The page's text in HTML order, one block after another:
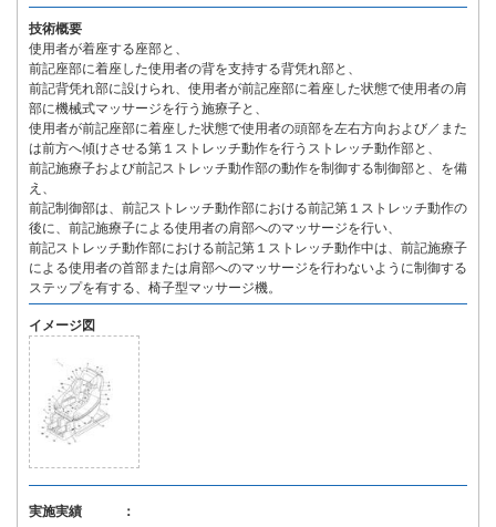
技術概要
使用者が着座する座部と、
前記座部に着座した使用者の背を支持する背凭れ部と、
前記背凭れ部に設けられ、使用者が前記座部に着座した状態で使用者の肩
部に機械式マッサージを行う施療子と、
使用者が前記座部に着座した状態で使用者の頭部を左右方向および／また
は前方へ傾けさせる第１ストレッチ動作を行うストレッチ動作部と、
前記施療子および前記ストレッチ動作部の動作を制御する制御部と、を備
え、
前記制御部は、前記ストレッチ動作部における前記第１ストレッチ動作の
後に、前記施療子による使用者の肩部へのマッサージを行い、
前記ストレッチ動作部における前記第１ストレッチ動作中は、前記施療子
による使用者の首部または肩部へのマッサージを行わないように制御する
ステップを有する、椅子型マッサージ機。
イメージ図
実施実績 ：